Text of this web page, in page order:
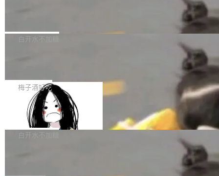
获配9...
题，该问题可能导致在旧版 Linux 内核...
P）！这一里程碑不仅标志着 Fluss 迈入新的发
长期停止内容更新，未能实现其作为“AI版维基百
提交的编辑请求也长期处于待处理状态。 Groki
pedia 于去年底上线，定位为由人工智能生成内
容的百科平台，被马斯克视为传统众包百科网站
维基百科的替代方案。Lawfare 调查发现，无论
热门页面还是低关注度页面，均未出现近期更
白开水不加糖
是这样的：配 MessageSource 的 Bean、写 R
eloadableResourceBundleMessageSource、
声明 LocaleResolver、注册 LocaleChangeInt
erceptor…五六步之后才能看到第一行翻译文
本。 Solon 换了个方式。整个 i18n 模块围绕三
梅子酒好吃
Apache Doris 4.1 全面增强 Iceberg：
支持 UPDATE、MERGE INTO 与 Iceb
erg V3
Apache Doris 4.1 要补齐的，正是缺失的那一
半。在已有查询能力的基础上，Doris 进一步支
白开水不加糖